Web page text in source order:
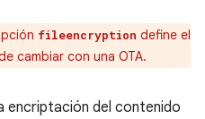
fileencryption define el
cambiar con una OTA.
encriptación del contenido